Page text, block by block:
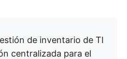
de inventario de TI
centralizada para el